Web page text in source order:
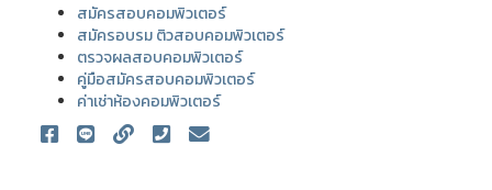
สมัครสอบคอมพิวเตอร์
สมัครอบรม ติวสอบคอมพิวเตอร์
ตรวจผลสอบคอมพิวเตอร์
คู่มือสมัครสอบคอมพิวเตอร์
ค่าเช่าห้องคอมพิวเตอร์